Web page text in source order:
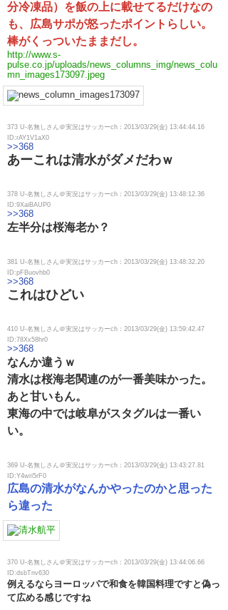
分冷凍品）を飯の上に載せてるだけなの
も、広島サポが怒ったポイントらしい。
棒がくっついたままだし。
http://www.s-
pulse.co.jp/uploads/news_columns_img/news_colu
mn_images173097.jpeg
373 U-名無しさん＠実況はサッカーch：2013/03/29(金) 13:44:44.16
ID:rAY1V1aX0
>>368
あーこれは清水がダメだわｗ
378 U-名無しさん＠実況はサッカーch：2013/03/29(金) 13:48:12.36
ID:9XaiBAUP0
>>368
左半分は桜海老か？
381 U-名無しさん＠実況はサッカーch：2013/03/29(金) 13:48:32.20
ID:pFBuovhb0
>>368
これはひどい
410 U-名無しさん＠実況はサッカーch：2013/03/29(金) 13:59:42.47
ID:78Xx58hr0
>>368
なんか違うｗ
清水は桜海老関連のが一番美味かった。
あと甘いもん。
東海の中では岐阜がスタグルは一番い
い。
369 U-名無しさん＠実況はサッカーch：2013/03/29(金) 13:43:27.81
ID:Y4wri5rF0
広島の清水がなんかやったのかと思った
ら違った
370 U-名無しさん＠実況はサッカーch：2013/03/29(金) 13:44:06.66
ID:dsbTnv630
例えるならヨーロッパで和食を韓国料理ですと偽っ
て広める感じですね